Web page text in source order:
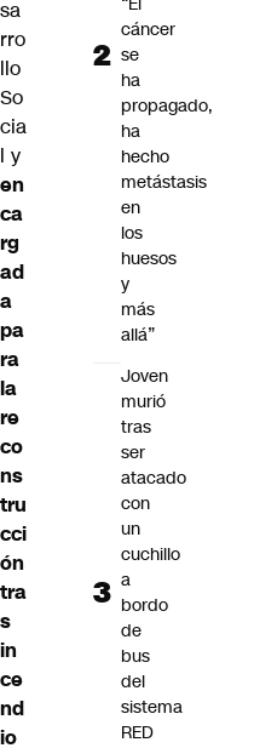
sa
rro
llo
So
cia
l y
en
ca
rg
ad
a
pa
ra
la
re
co
ns
tru
cci
ón
tra
s
in
ce
nd
io
cáncer
se
ha
propagado,
ha
hecho
metástasis
en
los
huesos
y
más
allá”
Joven
murió
tras
ser
atacado
con
un
cuchillo
a
bordo
de
bus
del
sistema
RED